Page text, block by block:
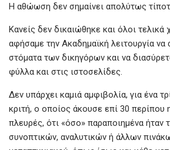
Η αθώωση δεν σημαίνει απολύτως
Κανείς δεν δικαιώθηκε και όλοι τελικά
αφήσαμε την Ακαδημαϊκή λειτουργία
στόματα των δικηγόρων και να
φύλλα και στις ιστοσελίδες.
Δεν υπάρχει καμιά αμφιβολία, για ένα
κριτή, ο οποίος άκουσε επί 30 περίπου
πλευρές, ότι «όσο» παραποιημένα ήταν
συνοπτικών, αναλυτικών ή άλλων